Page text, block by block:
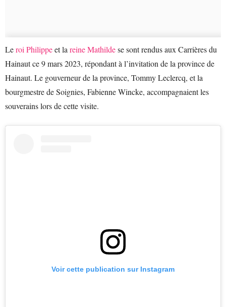
Leroi Philippeet la reine Mathildese sont rendus aux Carrières du
Hainaut ce 9 mars 2023, répondant à l’invitation de la province de
Hainaut. Le gouverneur de la province, Tommy Leclercq, et la
bourgmestre de Soignies, Fabienne Wincke, accompagnaient les
souverains lors de cette visite.
Voir cette publication sur Instagram